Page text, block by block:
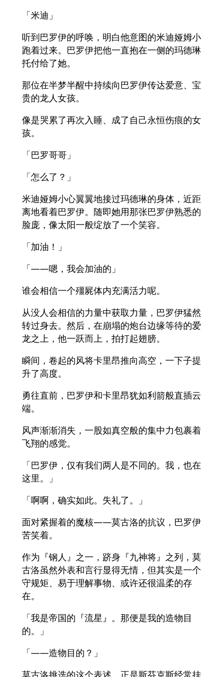
「米迪」
听到巴罗伊的呼唤，明白他意图的米迪娅姆小
跑着过来。巴罗伊把他一直抱在一侧的玛德琳
托付给了她。
那位在半梦半醒中持续向巴罗伊传达爱意、宝
贵的龙人女孩。
像是哭累了再次入睡、成了自己永恒伤痕的女
孩。
「巴罗哥哥」
「怎么了？」
米迪娅姆小心翼翼地接过玛德琳的身体，近距
离地看着巴罗伊。随即她用那张巴罗伊熟悉的
脸庞，像太阳一般绽放了一个笑容。
「加油！」
「——嗯，我会加油的」
谁会相信一个殭屍体内充满活力呢。
从没人会相信的力量中获取力量，巴罗伊猛然
转过身去。然后，在崩塌的炮台边缘等待的爱
龙之上，他一跃而上，拍打起翅膀。
瞬间，卷起的风将卡里昂推向高空，一下子提
升了高度。
勇往直前，巴罗伊和卡里昂犹如利箭般直插云
端。
风声渐渐消失，一股如真空般的集中力包裹着
飞翔的感觉。
「巴罗伊，仅有我们两人是不同的。我，也在
这里。」
「啊啊，确实如此。失礼了。」
面对紧握着的魔核——莫古洛的抗议，巴罗伊
苦笑着。
作为『钢人』之一，跻身『九神将』之列，莫
古洛虽然外表和言行显得无情，但其实是一个
守规矩、易于理解事物、或许还很温柔的存
在。
「我是帝国的『流星』。那便是我的造物目
的。」
「——造物目的？」